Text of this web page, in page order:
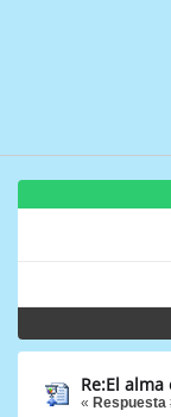
Re:El
« Respuesta